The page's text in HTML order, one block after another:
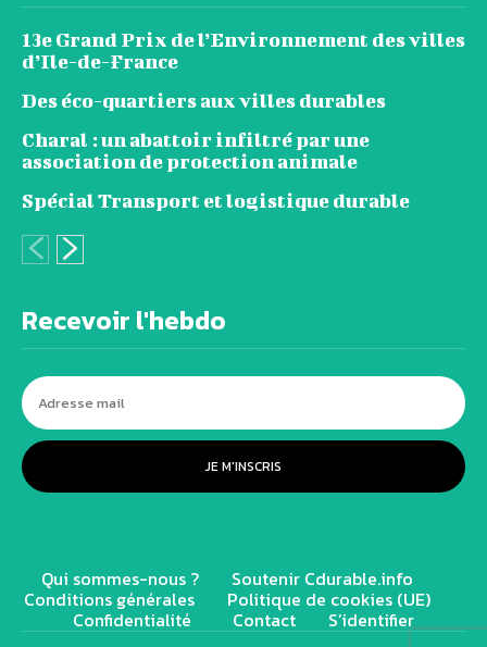
13e Grand Prix de l’Environnement des villes
d’Ile-de-France
Des éco-quartiers aux villes durables
Charal : un abattoir infiltré par une
association de protection animale
Spécial Transport et logistique durable
Recevoir l'hebdo
JE M'INSCRIS
Qui sommes-nous ? Soutenir Cdurable.info
Conditions générales Politique de cookies (UE)
Confidentialité Contact S’identifier